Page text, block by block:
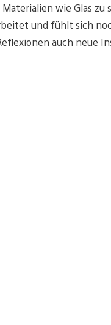
wie Glas
und fühlt sich
auch neue